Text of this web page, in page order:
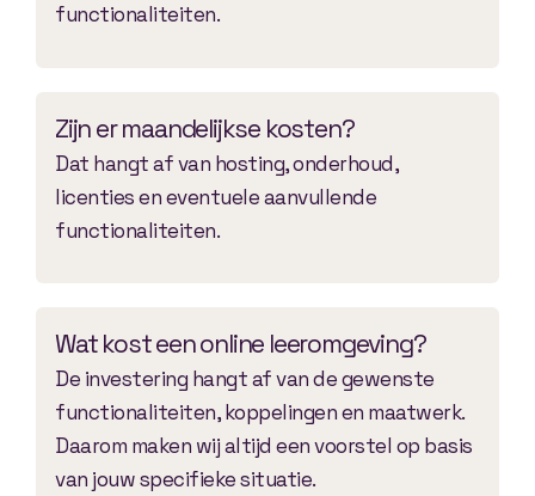
functionaliteiten.
Zijn er maandelijkse kosten?
Dat hangt af van hosting, onderhoud,
licenties en eventuele aanvullende
functionaliteiten.
Wat kost een online leeromgeving?
De investering hangt af van de gewenste
functionaliteiten, koppelingen en maatwerk.
Daarom maken wij altijd een voorstel op basis
van jouw specifieke situatie.